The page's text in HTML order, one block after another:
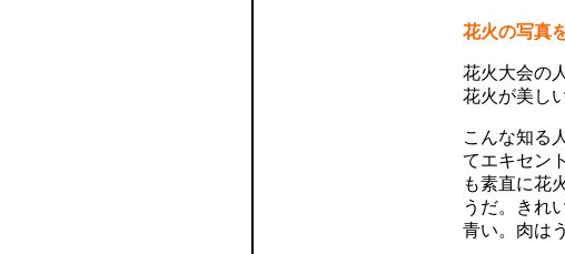
花火の写真
花火大会の
花火が美し
こんな知る
てエキセン
も素直に花
うだ。きれ
青い。肉は